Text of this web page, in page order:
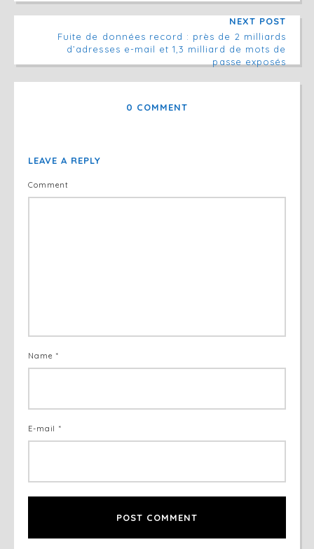
NEXT POST
Fuite de données record : près de 2 milliards
d’adresses e-mail et 1,3 milliard de mots de
passe exposés
0 COMMENT
LEAVE A REPLY
Comment
Name *
E-mail *